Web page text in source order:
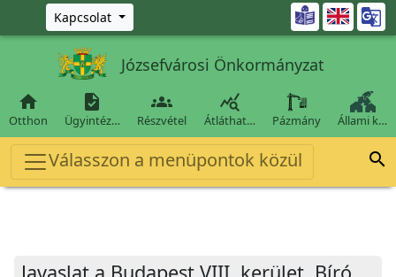
Ugrás a fő tartalomra
Kapcsolat 
Józsefvárosi Önkormányzat

Otthon

Ügyintéz…

Részvétel

Átláthat… Pázmány Állami k…
Válasszon a menüpontok közül 